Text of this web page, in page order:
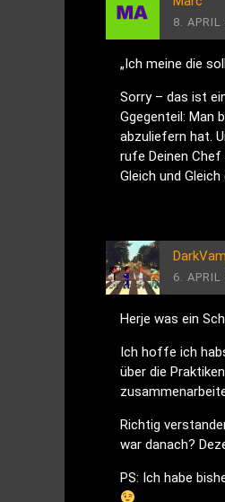
8.
„Ich meine die
Sorry – das ist
Ggegenteil: Man
abzuliefern hat.
rufe Deinen Chef
Gleich und
6.
Herje was ein
Ich hoffe ich
über die
Richtig
war danach?
PS: Ich habe